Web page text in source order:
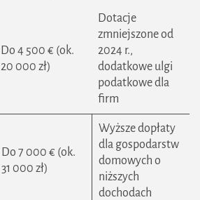
Do 4 500 € (ok.
20 000 zł)
Dotacje
zmniejszone od
2024 r.,
dodatkowe ulgi
podatkowe dla
firm
Do 7 000 € (ok.
31 000 zł)
Wyższe dopłaty
dla gospodarstw
domowych o
niższych
dochodach